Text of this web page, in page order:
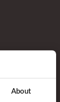
About